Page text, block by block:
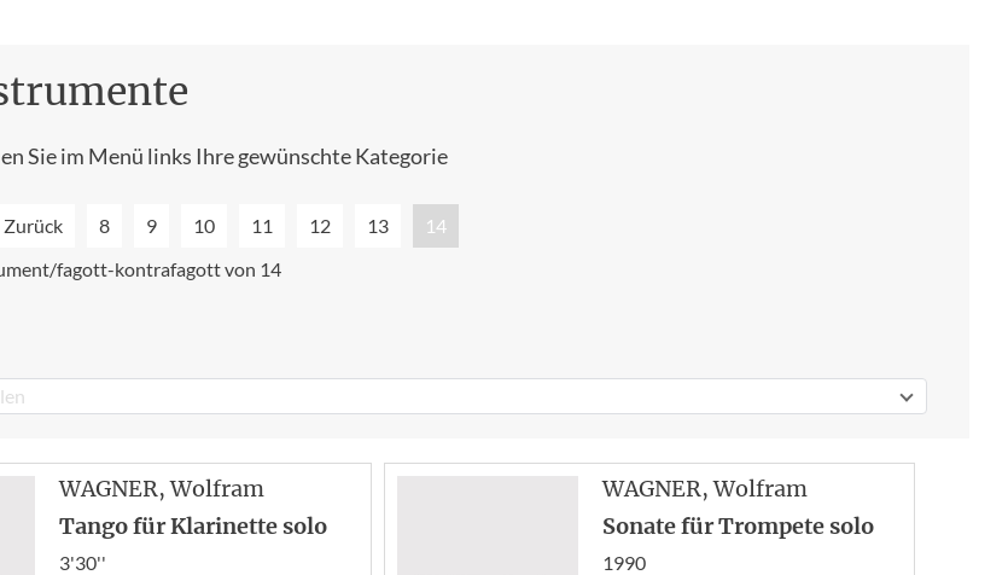
Sie im Menü links Ihre gewünschte Kategorie
Zurück 8 9 10 11 12 13
14
fagott-kontrafagott von 14
WAGNER, Wolfram
Tango für Klarinette solo
3'30''
WAGNER, Wolfram
Sonate für Trompete solo
1990